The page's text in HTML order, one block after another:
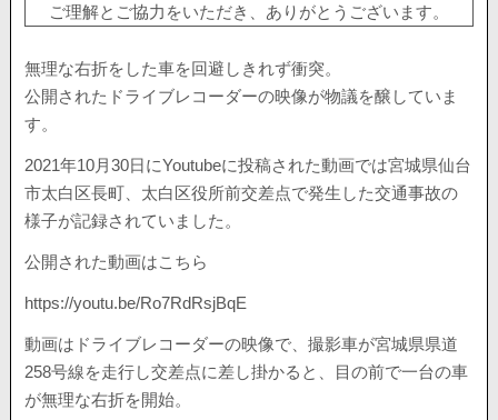
ご理解とご協力をいただき、ありがとうございます。
無理な右折をした車を回避しきれず衝突。
公開されたドライブレコーダーの映像が物議を醸していま
す。
2021年10月30日にYoutubeに投稿された動画では宮城県仙台
市太白区長町、太白区役所前交差点で発生した交通事故の
様子が記録されていました。
公開された動画はこちら
https://youtu.be/Ro7RdRsjBqE
動画はドライブレコーダーの映像で、撮影車が宮城県県道
258号線を走行し交差点に差し掛かると、目の前で一台の車
が無理な右折を開始。